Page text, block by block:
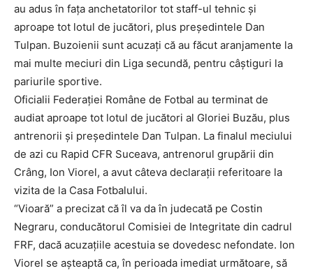
au adus în faţa anchetatorilor tot staff-ul tehnic şi
aproape tot lotul de jucători, plus preşedintele Dan
Tulpan. Buzoienii sunt acuzaţi că au făcut aranjamente la
mai multe meciuri din Liga secundă, pentru câştiguri la
pariurile sportive.
Oficialii Federaţiei Române de Fotbal au terminat de
audiat aproape tot lotul de jucători al Gloriei Buzău, plus
antrenorii şi preşedintele Dan Tulpan. La finalul meciului
de azi cu Rapid CFR Suceava, antrenorul grupării din
Crâng, Ion Viorel, a avut câteva declaraţii referitoare la
vizita de la Casa Fotbalului.
“Vioară” a precizat că îl va da în judecată pe Costin
Negraru, conducătorul Comisiei de Integritate din cadrul
FRF, dacă acuzaţiile acestuia se dovedesc nefondate. Ion
Viorel se aşteaptă ca, în perioada imediat următoare, să